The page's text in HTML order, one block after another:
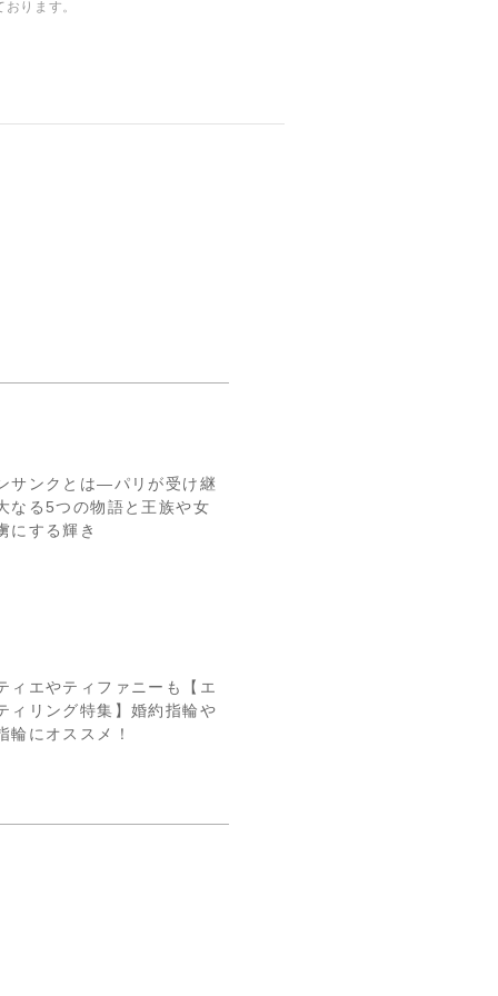
ります。
サンクとは―パリが受け継
なる5つの物語と王族や女
にする輝き
ィエやティファニーも【エ
ィリング特集】婚約指輪や
輪にオススメ！